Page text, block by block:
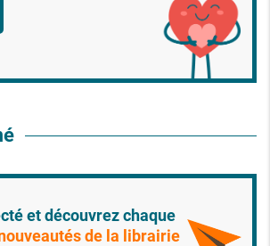
et découvrez chaque
de la librairie